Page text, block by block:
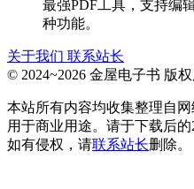
最强PDF工具，支持编
种功能。
关于我们 联系站长
© 2024~2026 金屋电子书 版
本站所有内容均收集整理自
用于商业用途。请于下载后
如有侵权，请联系站长删除。